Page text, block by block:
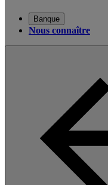
Banque
Nous connaître